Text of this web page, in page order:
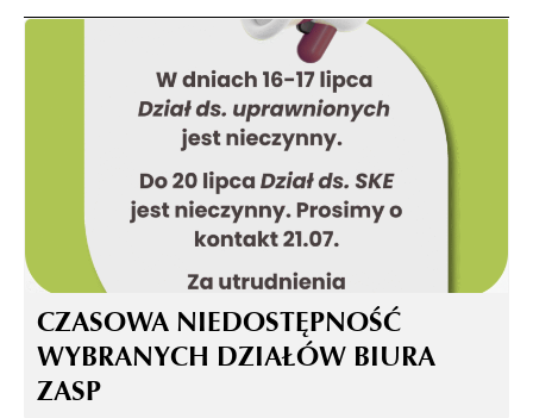
CZASOWA NIEDOSTĘPNOŚĆ
WYBRANYCH DZIAŁÓW BIURA
ZASP